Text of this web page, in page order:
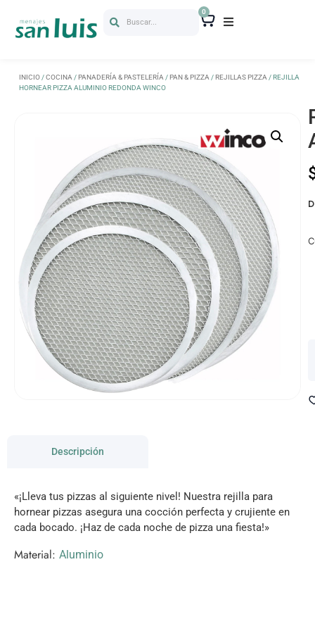
Buscar...
0
INICIO /COCINA /PANADERÍA & PASTELERÍA /PAN & PIZZA /REJILLAS PIZZA / REJILLA
HORNEAR PIZZA ALUMINIO REDONDA WINCO
Descripción
«¡Lleva tus pizzas al siguiente nivel! Nuestra rejilla para
hornear pizzas asegura una cocción perfecta y crujiente en
cada bocado. ¡Haz de cada noche de pizza una fiesta!»
Material: Aluminio